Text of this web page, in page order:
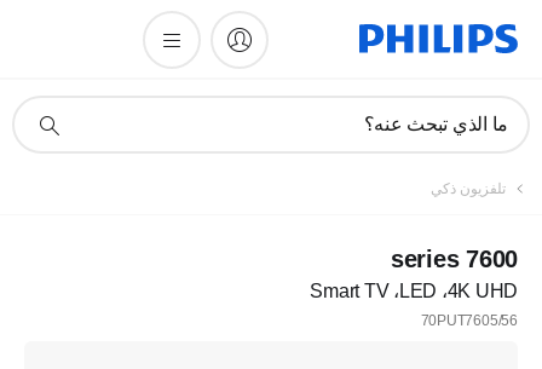
دعم
ما الذي تبحث عنه؟
تلفزيون ذكي
7600 series
4K UHD‏، LED‏، Smart TV
70PUT7605/56